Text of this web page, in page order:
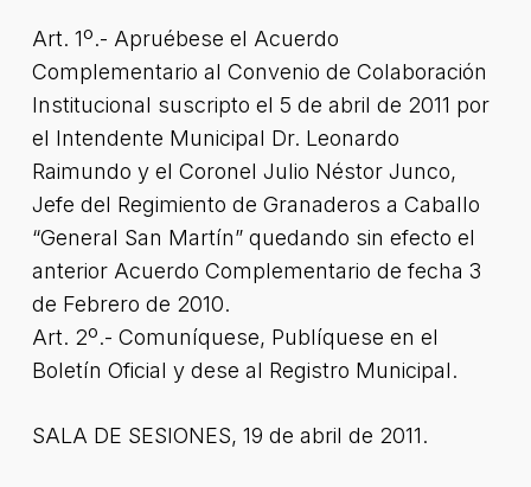
Art. 1º.- Apruébese el Acuerdo
Complementario al Convenio de Colaboración
Institucional suscripto el 5 de abril de 2011 por
el Intendente Municipal Dr. Leonardo
Raimundo y el Coronel Julio Néstor Junco,
Jefe del Regimiento de Granaderos a Caballo
“General San Martín” quedando sin efecto el
anterior Acuerdo Complementario de fecha 3
de Febrero de 2010.
Art. 2º.- Comuníquese, Publíquese en el
Boletín Oficial y dese al Registro Municipal.
SALA DE SESIONES, 19 de abril de 2011.